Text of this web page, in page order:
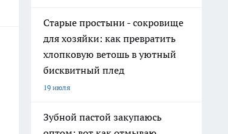
Старые простыни - сокровище
для хозяйки: как превратить
хлопковую ветошь в уютный
бисквитный плед
19 июля
Зубной пастой закупаюсь